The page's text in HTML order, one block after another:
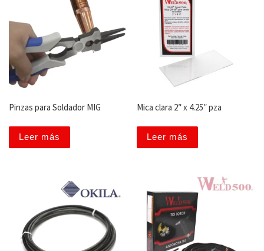
Pinzas para Soldador MIG
Leer más
Mica clara 2″ x 4.25″ pza
Leer más